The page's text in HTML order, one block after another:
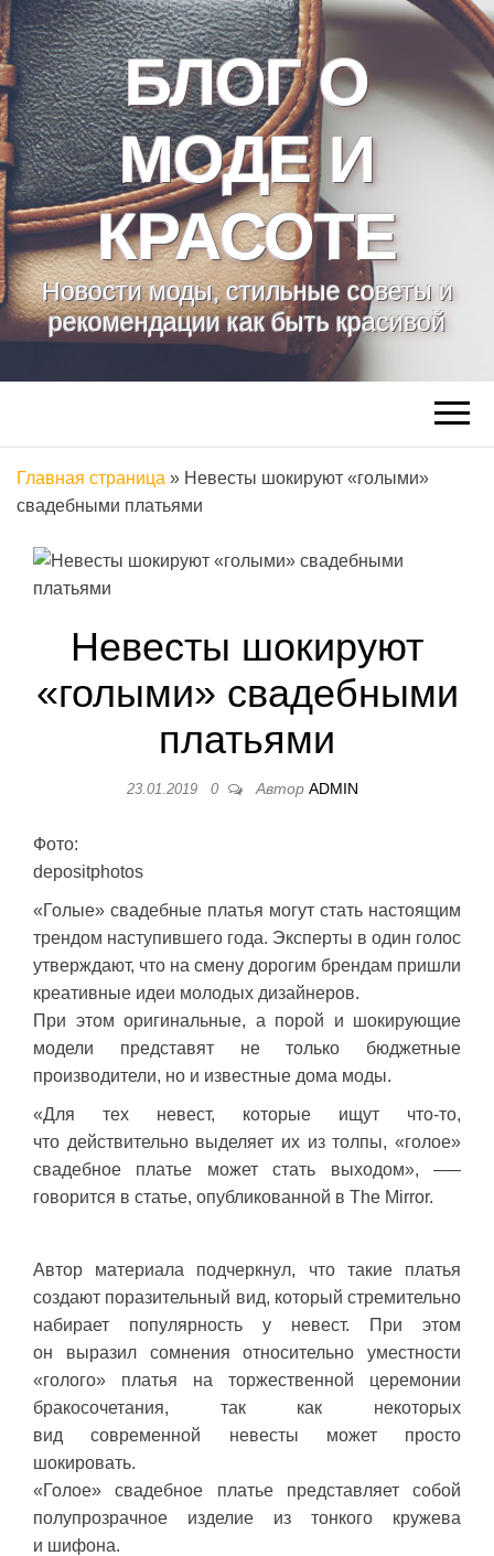
БЛОГ О
МОДЕ И
КРАСОТЕ
Новости моды, стильные советы и
рекомендации как быть красивой
Главная страница » Невесты шокируют «голыми»
свадебными платьями
Невесты шокируют
«голыми» свадебными
платьями
23.01.2019 0 Автор ADMIN
Фото:
depositphotos
«Голые» свадебные платья могут стать настоящим
трендом наступившего года. Эксперты в один голос
утверждают, что на смену дорогим брендам пришли
креативные идеи молодых дизайнеров.
При этом оригинальные, а порой и шокирующие
модели представят не только бюджетные
производители, но и известные дома моды.
«Для тех невест, которые ищут что-то,
что действительно выделяет их из толпы, «голое»
свадебное платье может стать выходом», –—
говорится в статье, опубликованной в The Mirror.
Автор материала подчеркнул, что такие платья
создают поразительный вид, который стремительно
набирает популярность у невест. При этом
он выразил сомнения относительно уместности
«голого» платья на торжественной церемонии
бракосочетания, так как некоторых
вид современной невесты может просто
шокировать.
«Голое» свадебное платье представляет собой
полупрозрачное изделие из тонкого кружева
и шифона.